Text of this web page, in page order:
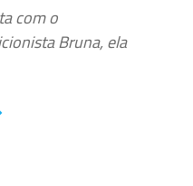
com o
Bruna, ela